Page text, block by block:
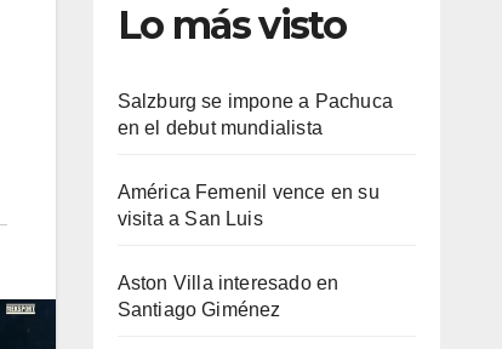
Lo más visto
Salzburg se impone a Pachuca
en el debut mundialista
América Femenil vence en su
visita a San Luis
Aston Villa interesado en
Santiago Giménez